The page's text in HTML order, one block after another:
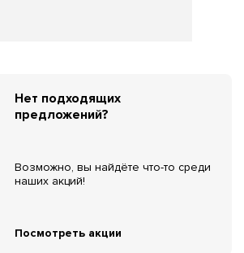
Нет подходящих
предложений?
Возможно, вы найдёте что-то среди
наших акций!
Посмотреть акции